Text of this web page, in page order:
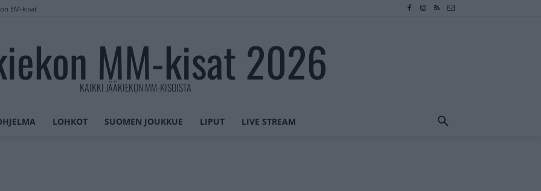
EM-kisat
MM-kisat 2026
KAIKKI JÄÄKIEKON MM-KISOISTA
LOHKOT SUOMEN JOUKKUE LIPUT LIVE STREAM